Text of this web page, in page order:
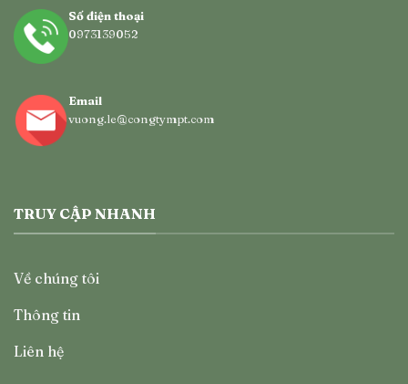
Số điện thoại
0973139052
Email
vuong.le@congtympt.com
TRUY CẬP NHANH
Về chúng tôi
Thông tin
Liên hệ